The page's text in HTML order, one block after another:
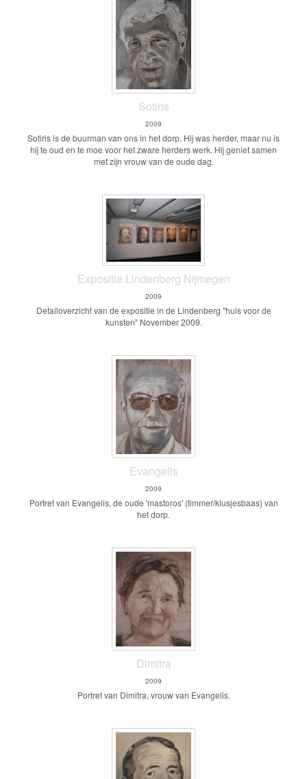
Sotiris
2009
Sotiris is de buurman van ons in het dorp. Hij was herder, maar nu is
hij te oud en te moe voor het zware herders werk. Hij geniet samen
met zijn vrouw van de oude dag.
Expositie Lindenberg Nijmegen
2009
Detailoverzicht van de expositie in de Lindenberg "huis voor de
kunsten" November 2009.
Evangelis
2009
Portret van Evangelis, de oude 'mastoros' (timmer/klusjesbaas) van
het dorp.
Dimitra
2009
Portret van Dimitra, vrouw van Evangelis.